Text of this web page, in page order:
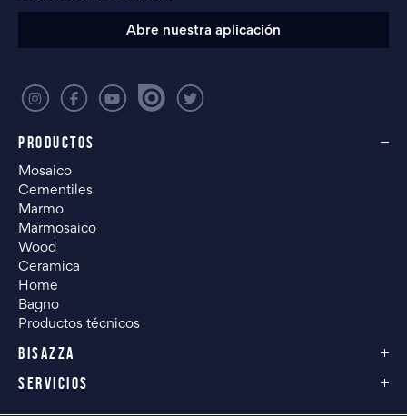
PRODUCTOS
Mosaico
Cementiles
Marmo
Marmosaico
Wood
Ceramica
Home
Bagno
Productos técnicos
BISAZZA
SERVICIOS
Abre nuestra aplicación